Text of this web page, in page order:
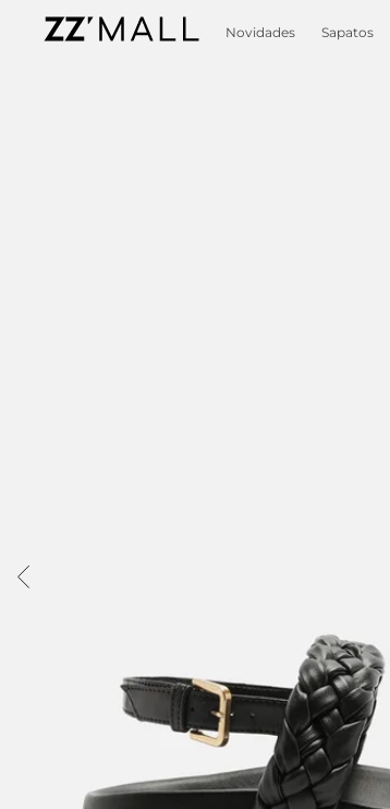
Novidades Sapatos